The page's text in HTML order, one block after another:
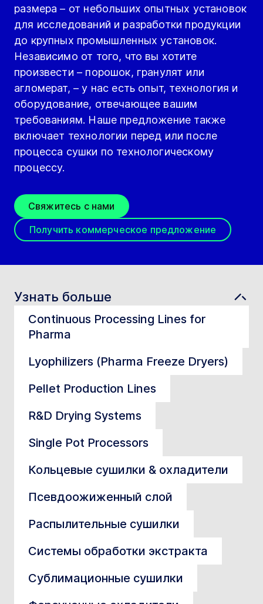
размера – от небольших опытных установок
для исследований и разработки продукции
до крупных промышленных установок.
Независимо от того, что вы хотите
произвести – порошок, гранулят или
агломерат, – у нас есть опыт, технология и
оборудование, отвечающее вашим
требованиям. Наше предложение также
включает технологии перед или после
процесса сушки по технологическому
процессу.
Свяжитесь с нами
Получить коммерческое предложение
Узнать больше
Continuous Processing Lines for
Pharma
Lyophilizers (Pharma Freeze Dryers)
Pellet Production Lines
R&D Drying Systems
Single Pot Processors
Кольцевые сушилки & охладители
Псевдоожиженный слой
Распылительные сушилки
Системы обработки экстракта
Сублимационные сушилки